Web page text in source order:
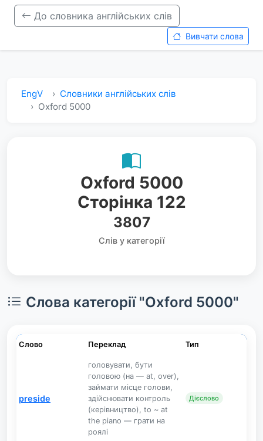
До словника англійських слів
Вивчати слова
EngV
Словники англійських слів
Oxford 5000
Oxford 5000
Сторінка 122
3807
Слів у категорії
Слова категорії "Oxford 5000"
Слово Переклад Тип
preside
головувати, бути
головою (на — at, over),
займати місце голови,
здійснювати контроль
(керівництво), to ~ at
the piano — грати на
роялі
Дієслово